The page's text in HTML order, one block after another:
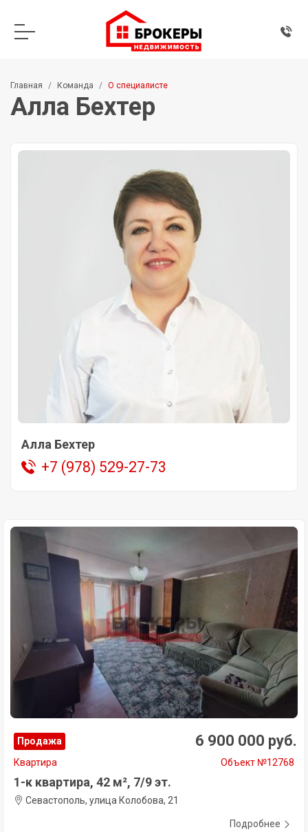
Главная Команда О специалисте
Алла Бехтер
Алла Бехтер
+7 (978) 529-27-73
Продажа 6 900 000 руб.
Квартира Объект №12768
1-к квартира, 42 м², 7/9 эт.
Севастополь, улица Колобова, 21
Подробнее